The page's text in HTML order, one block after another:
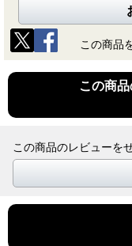
この商品
この商
この商品のレビューを